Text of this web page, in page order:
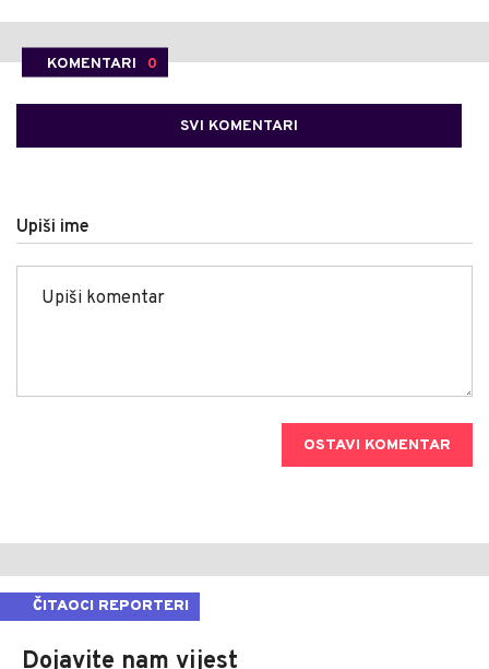
KOMENTARI 0
SVI KOMENTARI
Upiši ime
OSTAVI KOMENTAR
ČITAOCI REPORTERI
Dojavite nam vijest